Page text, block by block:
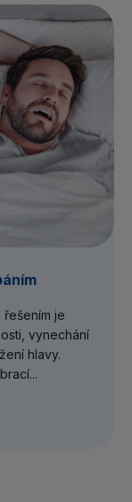
řešením je
vynechání
hlavy.